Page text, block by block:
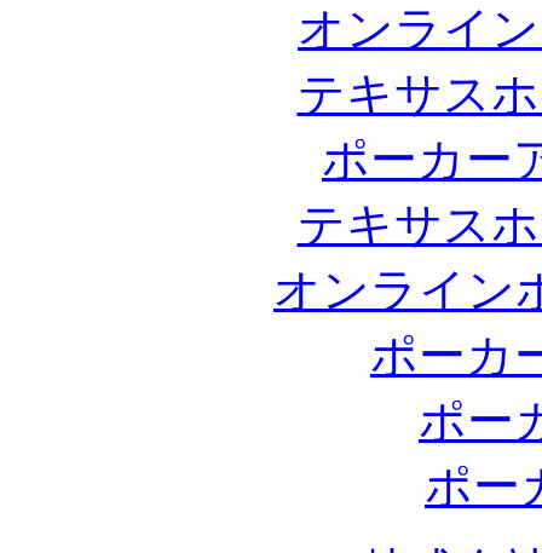
オンライ
テキサス
ポーカー
テキサス
オンライン
ポーカ
ポー
ポー